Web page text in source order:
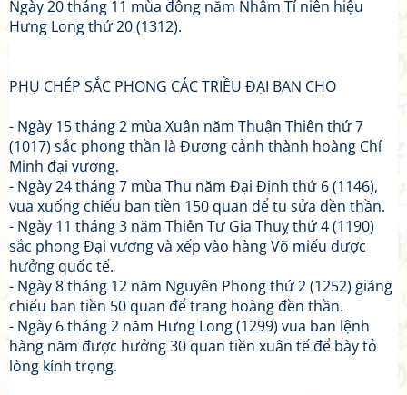
Ngày 20 tháng 11 mùa đông năm Nhâm Tí niên hiệu
Hưng Long thứ 20 (1312).
PHỤ CHÉP SẮC PHONG CÁC TRIỀU ĐẠI BAN CHO
- Ngày 15 tháng 2 mùa Xuân năm Thuận Thiên thứ 7
(1017) sắc phong thần là Đương cảnh thành hoàng Chí
Minh đại vương.
- Ngày 24 tháng 7 mùa Thu năm Đại Định thứ 6 (1146),
vua xuống chiếu ban tiền 150 quan để tu sửa đền thần.
- Ngày 11 tháng 3 năm Thiên Tư Gia Thuỵ thứ 4 (1190)
sắc phong Đại vương và xếp vào hàng Võ miếu được
hưởng quốc tế.
- Ngày 8 tháng 12 năm Nguyên Phong thứ 2 (1252) giáng
chiếu ban tiền 50 quan để trang hoàng đền thần.
- Ngày 6 tháng 2 năm Hưng Long (1299) vua ban lệnh
hàng năm được hưởng 30 quan tiền xuân tế để bày tỏ
lòng kính trọng.